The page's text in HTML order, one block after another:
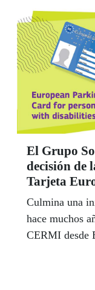
El Grupo
decisión de
Tarjeta
Culmina una
hace muchos
CERMI desde